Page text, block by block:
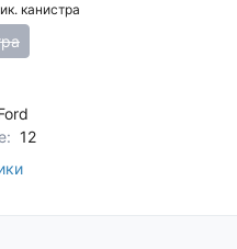
канистра
12